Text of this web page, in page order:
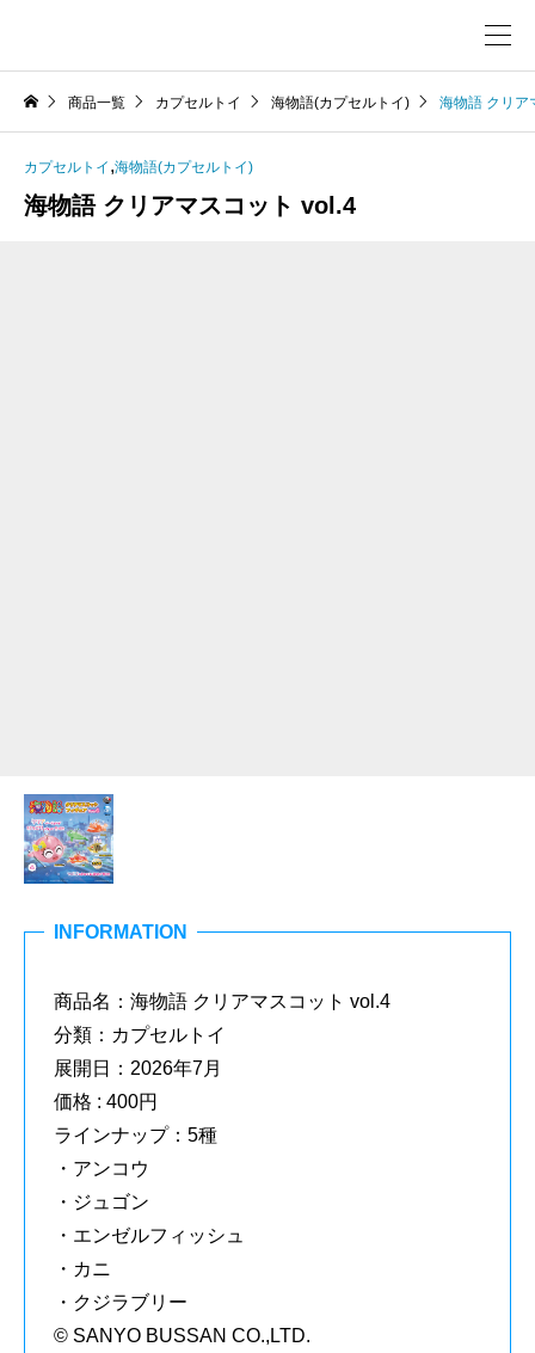
商品一覧 カプセルトイ 海物語(カプセルトイ) 海物語 クリア
カプセルトイ ,海物語(カプセルトイ)
海物語 クリアマスコット vol.4
INFORMATION
商品名：海物語 クリアマスコット vol.4
分類：カプセルトイ
展開日：2026年7月
価格 : 400円
ラインナップ：5種
・アンコウ
・ジュゴン
・エンゼルフィッシュ
・カニ
・クジラブリー
© SANYO BUSSAN CO.,LTD.